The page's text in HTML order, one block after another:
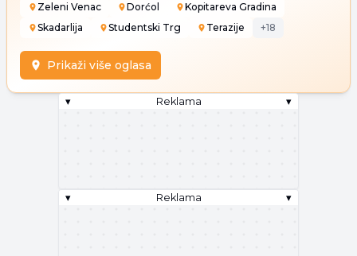
Zeleni Venac Dorćol
Kopitareva Gradina
Skadarlija
Studentski Trg Terazije +18
Prikaži više oglasa
▾ Reklama ▾
▾ Reklama ▾